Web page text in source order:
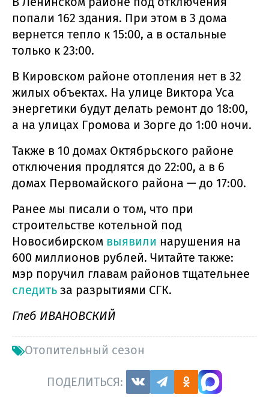
попали 162 здания. При этом в 3 дома
вернется тепло к 15:00, а в остальные
только к 23:00.
В Кировском районе отопления нет в 32
жилых объектах. На улице Виктора Уса
энергетики будут делать ремонт до 18:00,
а на улицах Громова и Зорге до 1:00 ночи.
Также в 10 домах Октябрьского районе
отключения продлятся до 22:00, а в 6
домах Первомайского района — до 17:00.
Ранее мы писали о том, что при
строительстве котельной под
Новосибирском выявили нарушения на
600 миллионов рублей. Читайте также:
мэр поручил главам районов тщательнее
следить за разрытиями СГК.
Глеб ИВАНОВСКИЙ
Отопительный сезон
ПОДЕЛИТЬСЯ: